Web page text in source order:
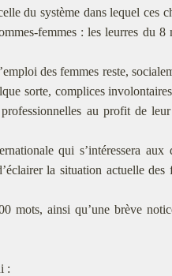
du système dans lequel ces
femmes : les leurres du
des femmes reste,
sorte, complices
au profit de
qui s’intéressera aux
la situation actuelle des
mots, ainsi qu’une brève
: